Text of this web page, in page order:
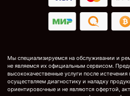
Мы специализируемся на обслуживании и
не являемся их официальным сервисом.
высококачественные услуги после
осуществляем диагностику и наладку
ориентировочные и не являются офертой,